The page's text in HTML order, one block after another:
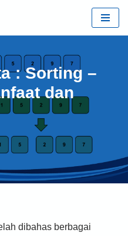
: Sorting –
dan
dibahas berbagai